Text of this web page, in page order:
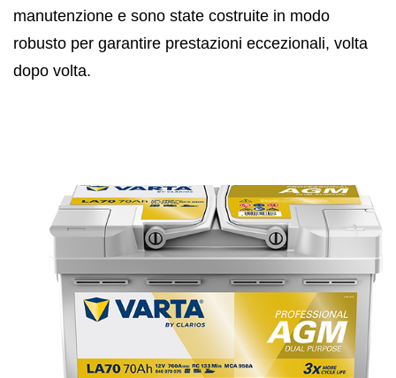
manutenzione e sono state costruite in modo
robusto per garantire prestazioni eccezionali, volta
dopo volta.